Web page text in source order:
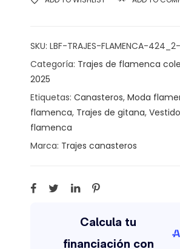
SKU: LBF-TRAJES-FLAMENCA-
Categoría: Trajes de flamenca
2025
Etiquetas: Canasteros, Moda
flamenca, Trajes de gitana,
flamenca
Marca: Trajes canasteros